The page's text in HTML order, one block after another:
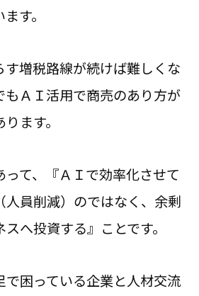
す。
増税路線が続けば難しくな
もＡＩ活用で商売のあり方が
ます。
て、『ＡＩで効率化させて
人員削減）のではなく、余剰
へ投資する』ことです。
で困っている企業と人材交流